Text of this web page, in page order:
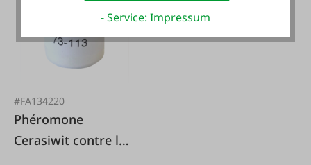
#FA134220
Phéromone
Cerasiwit contre la
- Service: Impressum